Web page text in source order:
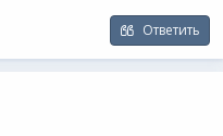
Ответить